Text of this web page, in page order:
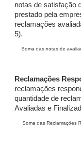
notas de satisfação
prestado pela
reclamações
5).
Soma das notas de
Reclamações
reclamações
quantidade de
Avaliadas e
Soma das Reclamações